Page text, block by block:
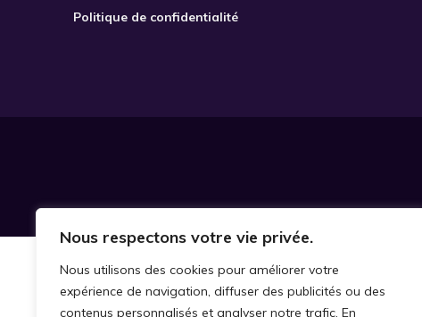
Nous respectons votre vie privée.
Nous utilisons des cookies pour améliorer votre
expérience de navigation, diffuser des publicités ou des
contenus personnalisés et analyser notre trafic. En
Politique de confidentialité